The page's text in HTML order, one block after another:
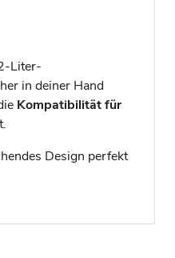
Liter-
in deiner Hand
Kompatibilität für
Design perfekt